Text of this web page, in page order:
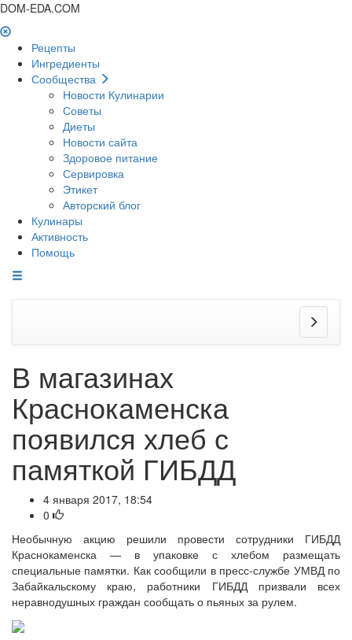
DOM-EDA.COM
Рецепты
Ингредиенты
Сообщества
Новости Кулинарии
Советы
Диеты
Новости сайта
Здоровое питание
Сервировка
Этикет
Авторский блог
Кулинары
Активность
Помощь
В магазинах
Краснокаменска
появился хлеб с
памяткой ГИБДД
4 января 2017, 18:54
0
Необычную акцию решили провести сотрудники ГИБДД
Краснокаменска — в упаковке с хлебом размещать
специальные памятки. Как сообщили в пресс-службе УМВД по
Забайкальскому краю, работники ГИБДД призвали всех
неравнодушных граждан сообщать о пьяных за рулем.